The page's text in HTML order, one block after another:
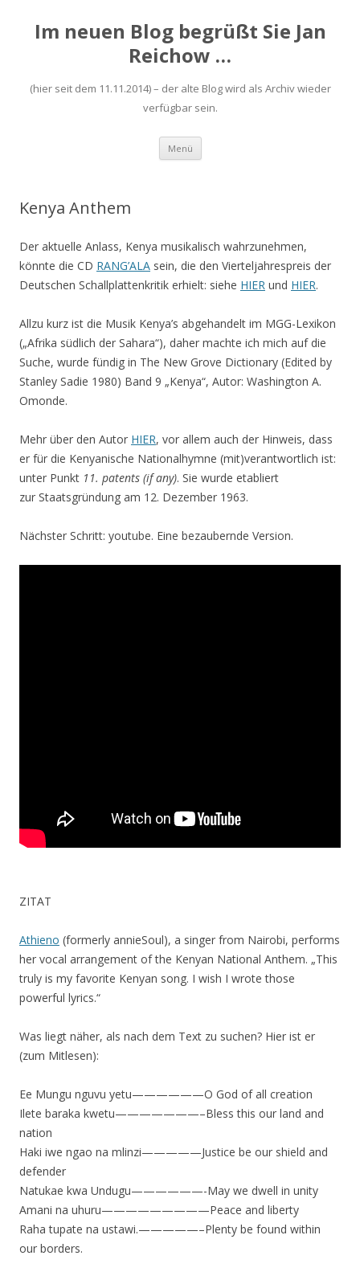
Im neuen Blog begrüßt Sie Jan
Reichow …
(hier seit dem 11.11.2014) – der alte Blog wird als Archiv wieder
verfügbar sein.
Menü Zum
springen
Kenya Anthem
Der aktuelle Anlass, Kenya musikalisch wahrzunehmen,
könnte die CD RANG’ALA sein, die den Vierteljahrespreis der
Deutschen Schallplattenkritik erhielt: siehe HIER und HIER.
Allzu kurz ist die Musik Kenya’s abgehandelt im MGG-Lexikon
(„Afrika südlich der Sahara“), daher machte ich mich auf die
Suche, wurde fündig in The New Grove Dictionary (Edited by
Stanley Sadie 1980) Band 9 „Kenya“, Autor: Washington A.
Omonde.
Mehr über den Autor HIER, vor allem auch der Hinweis, dass
er für die Kenyanische Nationalhymne (mit)verantwortlich ist:
unter Punkt 11. patents (if any). Sie wurde etabliert
zur Staatsgründung am 12. Dezember 1963.
Nächster Schritt: youtube. Eine bezaubernde Version.
ZITAT
Athieno (formerly annieSoul), a singer from Nairobi, performs
her vocal arrangement of the Kenyan National Anthem. „This
truly is my favorite Kenyan song. I wish I wrote those
powerful lyrics.“
Was liegt näher, als nach dem Text zu suchen? Hier ist er
(zum Mitlesen):
Ee Mungu nguvu yetu——————O God of all creation
Ilete baraka kwetu———————–Bless this our land and
nation
Haki iwe ngao na mlinzi—————Justice be our shield and
defender
Natukae kwa Undugu——————-May we dwell in unity
Amani na uhuru—————————Peace and liberty
Raha tupate na ustawi.—————–Plenty be found within
our borders.